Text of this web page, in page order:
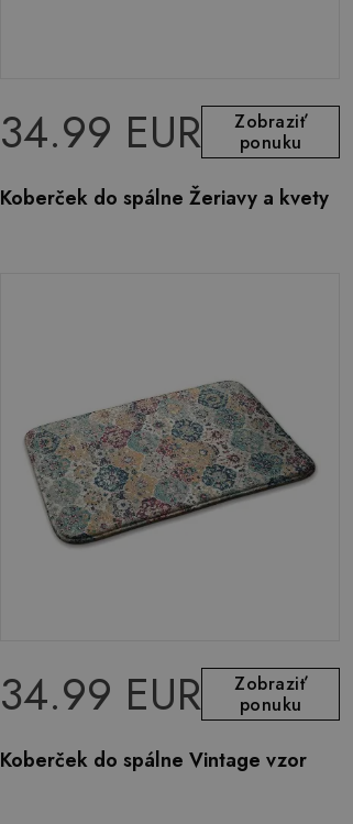
34.99 EUR
Zobraziť
ponuku
Koberček do spálne Žeriavy a kvety
34.99 EUR
Zobraziť
ponuku
Koberček do spálne Vintage vzor